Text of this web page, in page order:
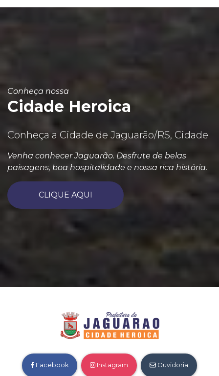
Conheça nossa
Cidade Heroica
Conheça a Cidade de Jaguarão/RS, Cidade
Venha conhecer Jaguarão. Desfrute de belas
paisagens, boa hospitalidade e nossa rica história.
CLIQUE AQUI
Facebook Instagram Ouvidoria